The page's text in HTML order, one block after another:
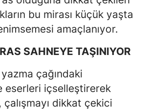
Samsun
Siirt
Sinop
Sivas
Tekirdağ
bu mirası küçük yaşta
amaçlanıyor.
SAHNEYE TAŞINIYOR
çağındaki
eserleri içselleştirerek
dikkat çekici